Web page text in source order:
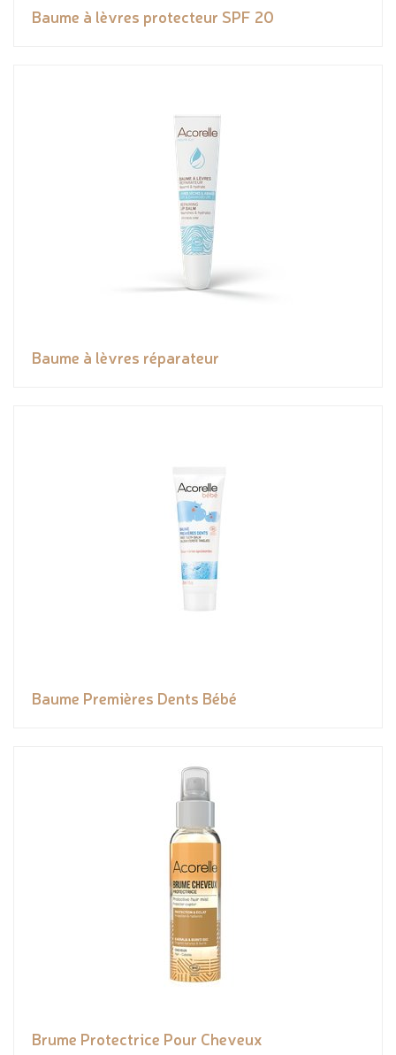
Baume à lèvres protecteur SPF 20
Baume à lèvres réparateur
Baume Premières Dents Bébé
Brume Protectrice Pour Cheveux